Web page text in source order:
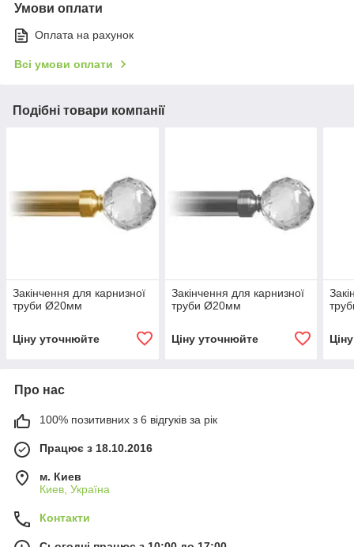
Умови оплати
Оплата на рахунок
Всі умови оплати
Подібні товари компанії
Закінчення для карнизної
труби Ø20мм
Ціну уточнюйте
Закінчення для карнизної
труби Ø20мм
Ціну уточнюйте
Про нас
100% позитивних з 6 відгуків за рік
Працює з 18.10.2016
м. Киев
Киев, Україна
Контакти